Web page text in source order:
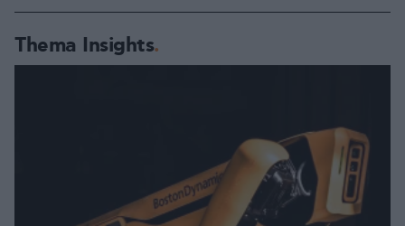
Thema Insights